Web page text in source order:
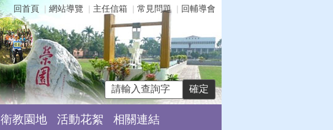
回首頁 網站導覽 主任信箱 常見問題 回輔導會
衛教園地 活動花絮 相關連結